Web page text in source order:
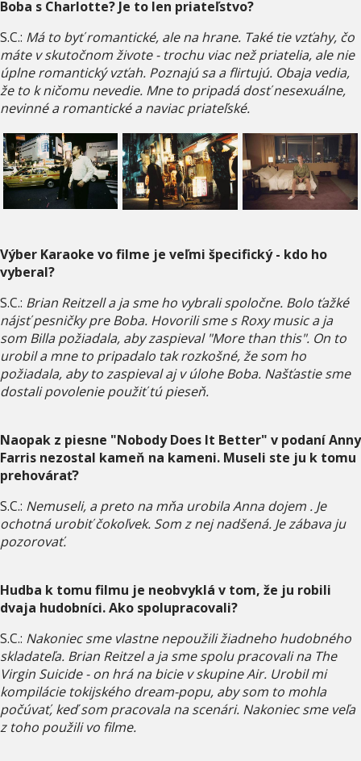
Boba s Charlotte? Je to len priateľstvo?
S.C.: Má to byť romantické, ale na hrane. Také tie vzťahy, čo
máte v skutočnom živote - trochu viac než priatelia, ale nie
úplne romantický vzťah. Poznajú sa a flirtujú. Obaja vedia,
že to k ničomu nevedie. Mne to pripadá dosť nesexuálne,
nevinné a romantické a naviac priateľské.
Výber Karaoke vo filme je veľmi špecifický - kdo ho
vyberal?
S.C.: Brian Reitzell a ja sme ho vybrali spoločne. Bolo ťažké
nájsť pesničky pre Boba. Hovorili sme s Roxy music a ja
som Billa požiadala, aby zaspieval "More than this". On to
urobil a mne to pripadalo tak rozkošné, že som ho
požiadala, aby to zaspieval aj v úlohe Boba. Našťastie sme
dostali povolenie použiť tú pieseň.
Naopak z piesne "Nobody Does It Better" v podaní Anny
Farris nezostal kameň na kameni. Museli ste ju k tomu
prehovárať?
S.C.: Nemuseli, a preto na mňa urobila Anna dojem . Je
ochotná urobiť čokoľvek. Som z nej nadšená. Je zábava ju
pozorovať.
Hudba k tomu filmu je neobvyklá v tom, že ju robili
dvaja hudobníci. Ako spolupracovali?
S.C.: Nakoniec sme vlastne nepoužili žiadneho hudobného
skladateľa. Brian Reitzel a ja sme spolu pracovali na The
Virgin Suicide - on hrá na bicie v skupine Air. Urobil mi
kompilácie tokijského dream-popu, aby som to mohla
počúvať, keď som pracovala na scenári. Nakoniec sme veľa
z toho použili vo filme.